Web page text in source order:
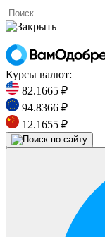
Курсы валют:
82.1665 ₽
94.8366 ₽
12.1655 ₽